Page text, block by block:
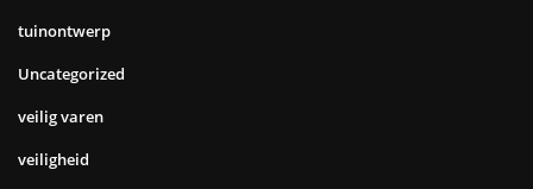
tuinontwerp
Uncategorized
veilig varen
veiligheid